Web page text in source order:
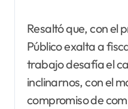
Resaltó que, con el
Público exalta a
trabajo desafía el
inclinarnos, con el
compromiso de